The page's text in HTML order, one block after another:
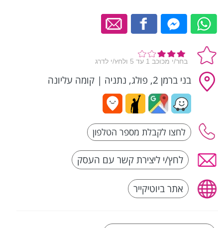
בני ברמן 2, פולג, נתניה | קומה עליונה
לחץ/י ליצירת קשר עם העסק
אתר ביוטיקייר